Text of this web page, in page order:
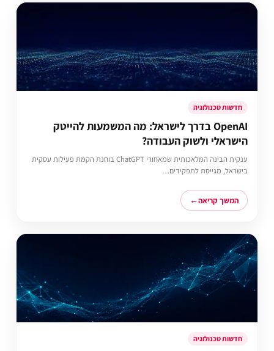
חדשות טכנולוגיה
OpenAI בדרך לישראל: מה המשמעות להייטק
הישראלי ולשוק העבודה?
ענקית הבינה המלאכותית שמאחורי ChatGPT בוחנת הקמת פעילות עסקית
בישראל, מגייסת לתפקידים…
המשך קריאה
חדשות טכנולוגיה